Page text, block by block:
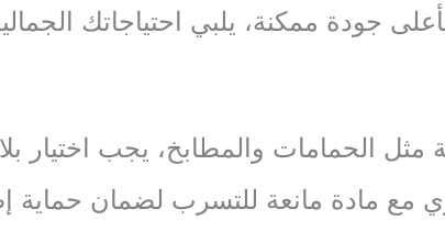
جودة ممكنة، يلبي احتياجاتك
الحمامات والمطابخ، يجب اختيار
مادة مانعة للتسرب لضمان حماية